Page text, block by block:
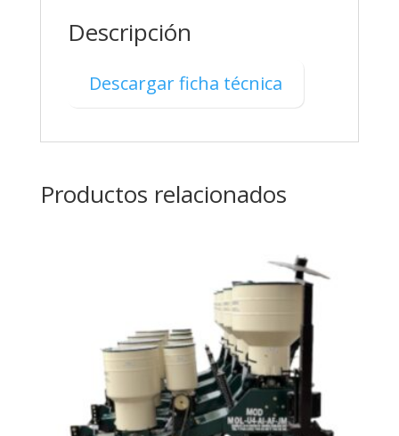
Descripción
Descargar ficha técnica
Productos relacionados